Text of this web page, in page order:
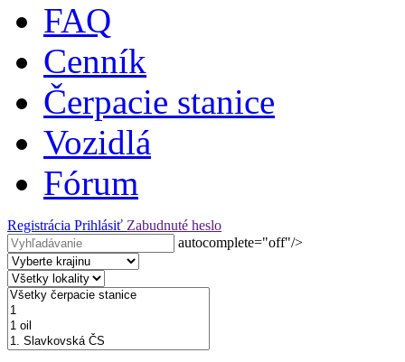
FAQ
Cenník
Čerpacie stanice
Vozidlá
Fórum
Registrácia Prihlásiť Zabudnuté heslo
autocomplete="off"/>